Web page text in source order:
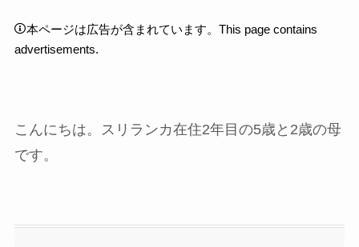
本ページは広告が含まれています。This page contains
advertisements.
こんにちは。スリランカ在住2年目の5歳と2歳の母
です。